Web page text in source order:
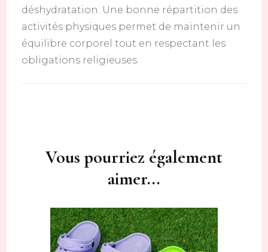
déshydratation. Une bonne répartition des
activités physiques permet de maintenir un
équilibre corporel tout en respectant les
obligations religieuses.
Vous pourriez également
aimer...